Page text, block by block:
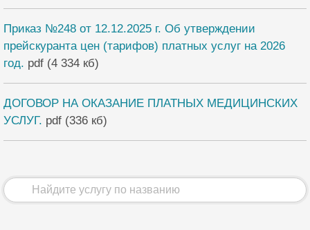
Приказ №248 от 12.12.2025 г. Об утверждении
прейскуранта цен (тарифов) платных услуг на 2026
год. pdf (4 334 кб)
ДОГОВОР НА ОКАЗАНИЕ ПЛАТНЫХ МЕДИЦИНСКИХ
УСЛУГ. pdf (336 кб)